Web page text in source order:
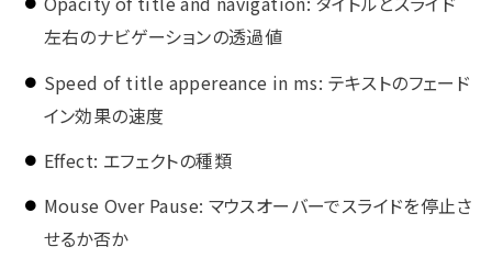
左右のナビゲーションの透過値
Speed of title appereance in ms: テキストのフェード
イン効果の速度
Effect: エフェクトの種類
Mouse Over Pause: マウスオーバーでスライドを停止さ
せるか否か